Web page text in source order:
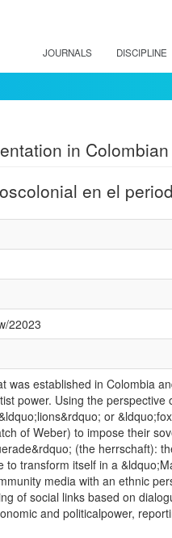
JOURNALS DISCIPLINE
in
en el
22023
was established in Colombia
power. Using the perspective
or
of Weber) to impose their
(the herrschaft):
transform itself in a
media with an ethnic
of social links based on
and politicalpower,